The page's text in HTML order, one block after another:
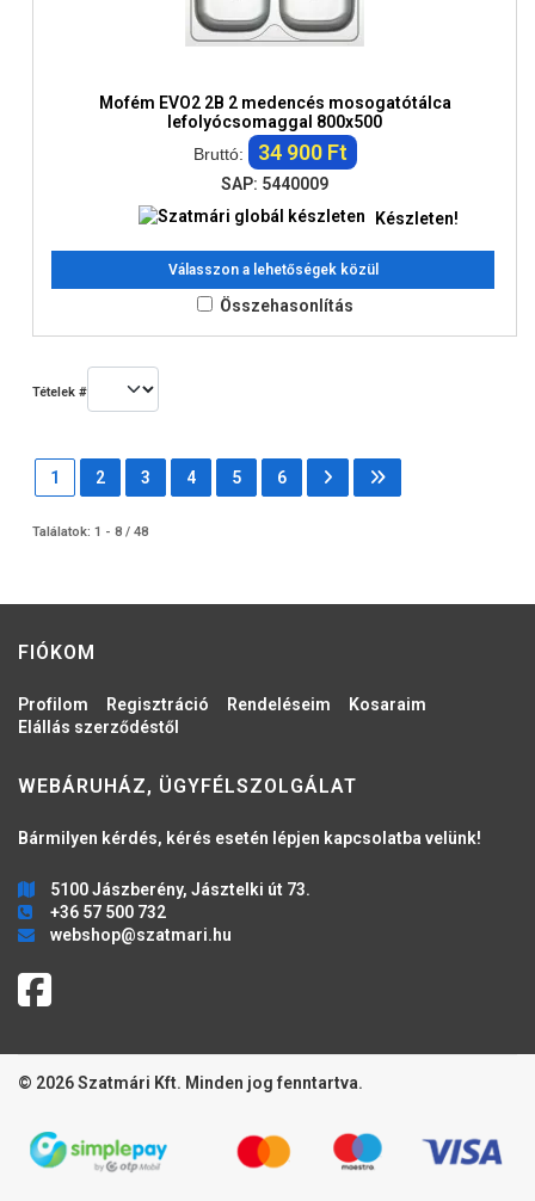
Mofém EVO2 2B 2 medencés mosogatótálca
lefolyócsomaggal 800x500
Bruttó:
34 900 Ft
SAP: 5440009
Készleten!
Válasszon a lehetőségek közül
Összehasonlítás
Tételek #
1 2 3 4 5 6
Találatok: 1 - 8 / 48
FIÓKOM
Profilom Regisztráció Rendeléseim
Kosaraim
Elállás szerződéstől
WEBÁRUHÁZ, ÜGYFÉLSZOLGÁLAT
Bármilyen kérdés, kérés esetén lépjen kapcsolatba velünk!
5100 Jászberény, Jásztelki út 73.
+36 57 500 732
webshop@szatmari.hu
© 2026 Szatmári Kft. Minden jog fenntartva.